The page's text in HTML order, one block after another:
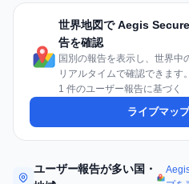
世界地図で Aegis
告を確認
国別の報告を表示し、世界中
リアルタイムで確認できま
1 件のユーザー報告に基づく
ライブマッ
ユーザー報告が多い国・